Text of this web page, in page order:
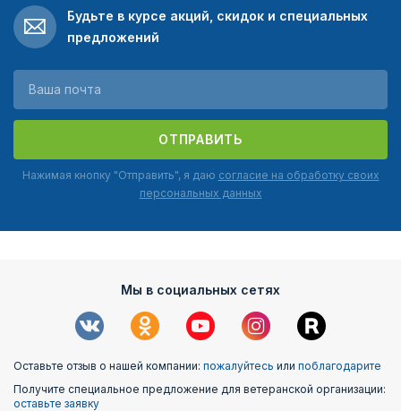
Будьте в курсе акций, скидок и специальных
предложений
ОТПРАВИТЬ
Нажимая кнопку "Отправить", я даю согласие на обработку своих
персональных данных
Мы в социальных сетях
Оставьте отзыв о нашей компании: пожалуйтесь или поблагодарите
Получите специальное предложение для ветеранской организации:
оставьте заявку